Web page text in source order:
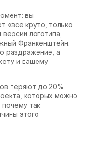
вы
«все круто, только
логотипа,
Франкенштейн.
раздражение, а
и вашему
теряют до 20%
которых можно
так
этого